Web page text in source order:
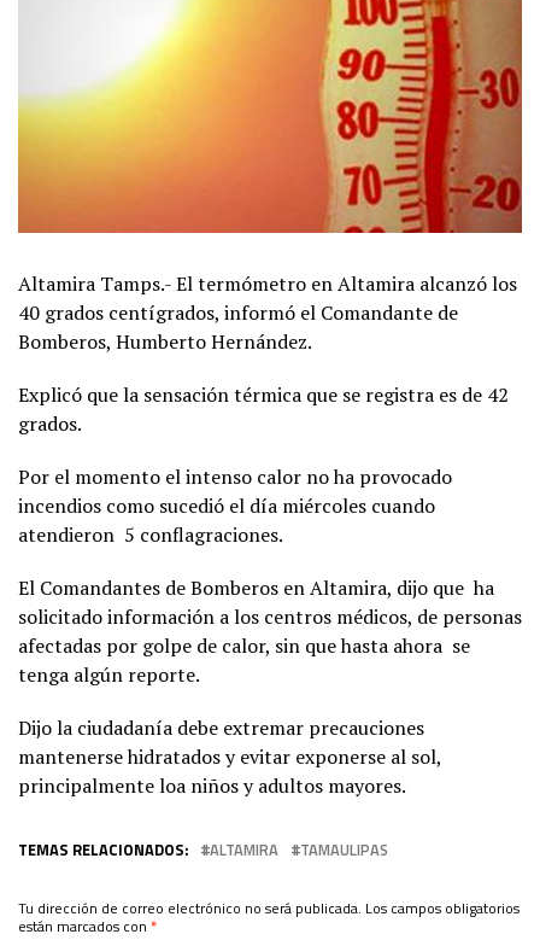
Altamira Tamps.- El termómetro en Altamira alcanzó los
40 grados centígrados, informó el Comandante de
Bomberos, Humberto Hernández.
Explicó que la sensación térmica que se registra es de 42
grados.
Por el momento el intenso calor no ha provocado
incendios como sucedió el día miércoles cuando
atendieron 5 conflagraciones.
El Comandantes de Bomberos en Altamira, dijo que ha
solicitado información a los centros médicos, de personas
afectadas por golpe de calor, sin que hasta ahora se
tenga algún reporte.
Dijo la ciudadanía debe extremar precauciones
mantenerse hidratados y evitar exponerse al sol,
principalmente loa niños y adultos mayores.
TEMAS RELACIONADOS: ALTAMIRA TAMAULIPAS
Tu dirección de correo electrónico no será publicada. Los campos obligatorios
están marcados con *